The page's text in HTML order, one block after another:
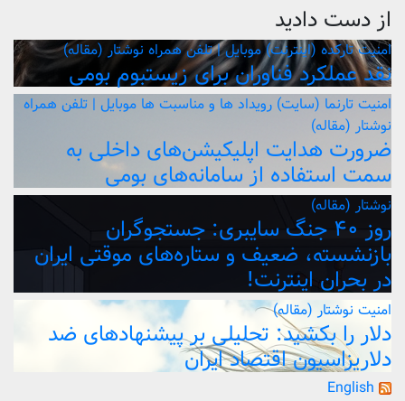
از دست دادید
امنیتتارکده (اینترنت)موبایل | تلفن همراه نوشتار (مقاله)
نقد عملکرد فناوران برای زیستبوم بومی
امنیتتارنما (سایت) رویداد ها و مناسبت ها موبایل | تلفن همراه
نوشتار (مقاله)
ضرورت هدایت اپلیکیشن‌های داخلی به
سمت استفاده از سامانه‌های بومی
نوشتار (مقاله)
روز ۴۰ جنگ سایبری: جستجوگران
بازنشسته، ضعیف و ستاره‌های موقتی ایران
در بحران اینترنت!
امنیت نوشتار (مقاله)
دلار را بکشید: تحلیلی بر پیشنهادهای ضد
دلاریزاسیون اقتصاد ایران
English